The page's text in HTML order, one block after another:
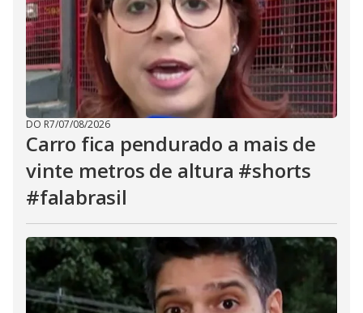
DO R7/07/08/2026
Carro fica pendurado a mais de
vinte metros de altura #shorts
#falabrasil